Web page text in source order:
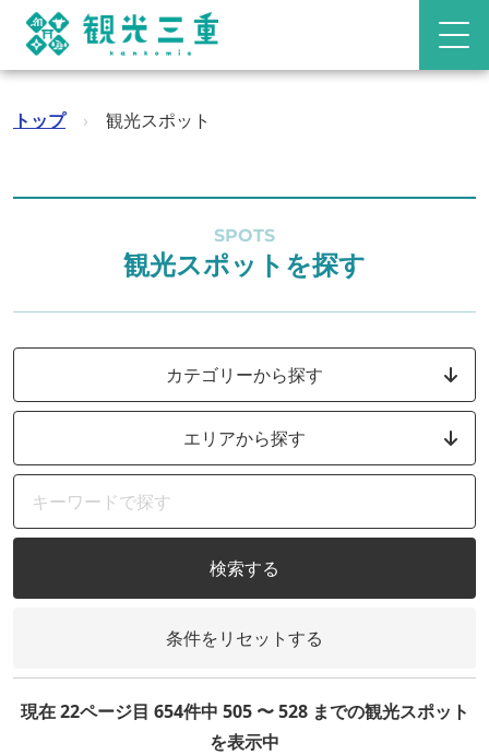
トップ › 観光スポット
SPOTS
観光スポットを探す
カテゴリーから探す
エリアから探す
検索する
条件をリセットする
現在 22ページ目 654件中 505 〜 528 までの観光スポット
を表示中